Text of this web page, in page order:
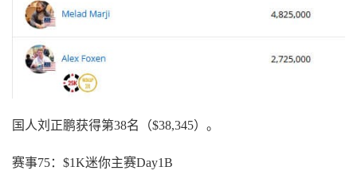
国人刘正鹏获得第38名（$38,345）。
赛事75：$1K迷你主赛Day1B